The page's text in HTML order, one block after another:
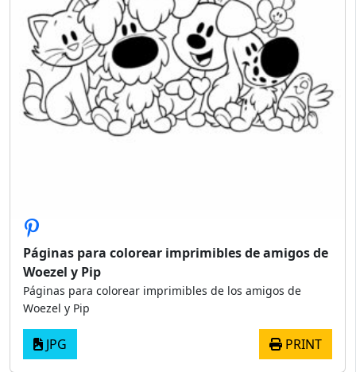
Páginas para colorear imprimibles de amigos de
Woezel y Pip
Páginas para colorear imprimibles de los amigos de
Woezel y Pip
JPG PRINT